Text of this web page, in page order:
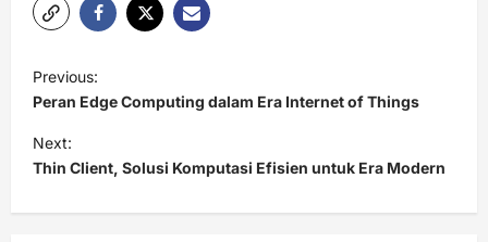
P
o
s
t
Previous:
Peran Edge Computing dalam Era Internet of Things
Next:
Thin Client, Solusi Komputasi Efisien untuk Era Modern